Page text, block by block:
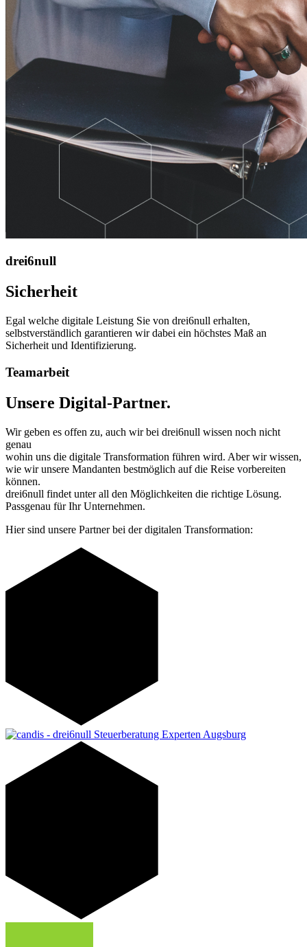
drei6null
Sicherheit
Egal welche digitale Leistung Sie von drei6null erhalten,
selbstverständlich garantieren wir dabei ein höchstes Maß an
Sicherheit und Identifizierung.
Teamarbeit
Unsere Digital-Partner.
Wir geben es offen zu, auch wir bei drei6null wissen noch nicht
genau
wohin uns die digitale Transformation führen wird. Aber wir wissen,
wie wir unsere Mandanten bestmöglich auf die Reise vorbereiten
können.
drei6null findet unter all den Möglichkeiten die richtige Lösung.
Passgenau für Ihr Unternehmen.
Hier sind unsere Partner bei der digitalen Transformation: